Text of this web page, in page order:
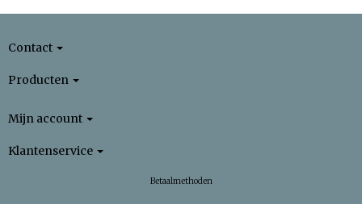
Contact
Producten
Mijn account
Klantenservice
Betaalmethoden